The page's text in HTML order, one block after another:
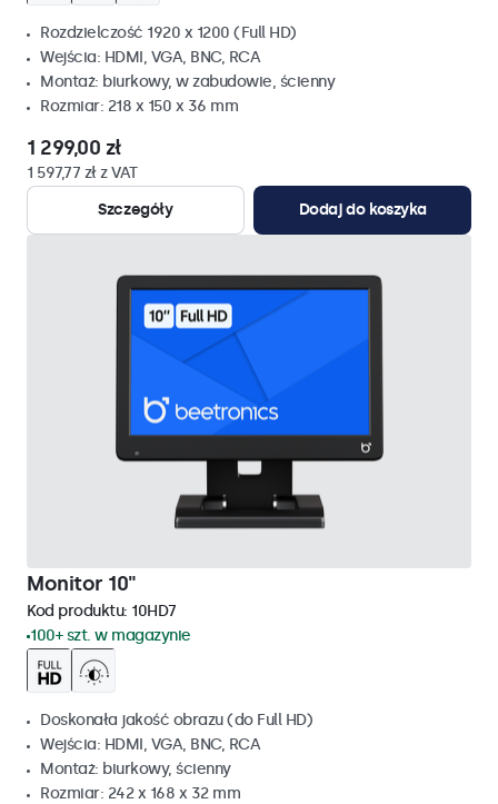
Rozdzielczość 1920 x 1200 (Full HD)
Wejścia: HDMI, VGA, BNC, RCA
Montaż: biurkowy, w zabudowie, ścienny
Rozmiar: 218 x 150 x 36 mm
1 299,00 zł
1 597,77 zł z VAT
Szczegóły
Dodaj do koszyka
Monitor 10"
Kod produktu: 10HD7
100+ szt. w magazynie
Doskonała jakość obrazu (do Full HD)
Wejścia: HDMI, VGA, BNC, RCA
Montaż: biurkowy, ścienny
Rozmiar: 242 x 168 x 32 mm